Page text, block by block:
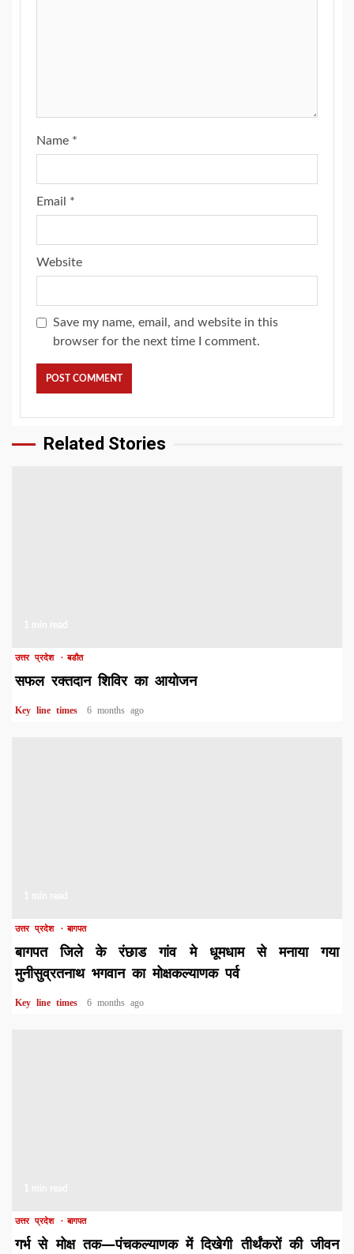
Name *
Email *
Website
Save my name, email, and website in this
browser for the next time I comment.
Related Stories
उत्तर प्रदेश बडौत
सफल रक्तदान शिविर का आयोजन
Key line times 6 months ago
उत्तर प्रदेश बागपत
बागपत जिले के रंछाड गांव मे धूमधाम से मनाया गया
मुनीसुव्रतनाथ भगवान का मोक्षकल्याणक पर्व
Key line times 6 months ago
उत्तर प्रदेश बागपत
गर्भ से मोक्ष तक—पंचकल्याणक में दिखेगी तीर्थंकरों की जीवन